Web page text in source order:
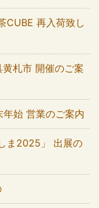
CUBE 再入荷致し
黄札市 開催のご案
始 営業のご案内
ま2025」 出展の